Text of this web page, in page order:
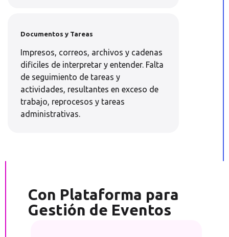
Documentos y Tareas
Impresos, correos, archivos y cadenas
dificiles de interpretar y entender. Falta
de seguimiento de tareas y
actividades, resultantes en exceso de
trabajo, reprocesos y tareas
administrativas.
Con Plataforma para
Gestión de Eventos